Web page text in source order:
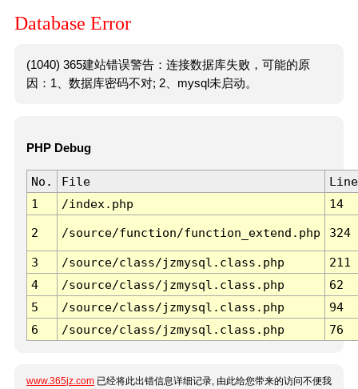
Database Error
(1040) 365建站错误警告：连接数据库失败，可能的原
因：1、数据库密码不对; 2、mysql未启动。
PHP Debug
No. File
Line
1
/index.php 14
2 /source/function/function_extend.php 324
3 /source/class/jzmysql.class.php
211
4
/source/class/jzmysql.class.php
62
5
/source/class/jzmysql.class.php
94
6
/source/class/jzmysql.class.php 76
www.365jz.com 已经将此出错信息详细记录, 由此给您带来的访问不便我